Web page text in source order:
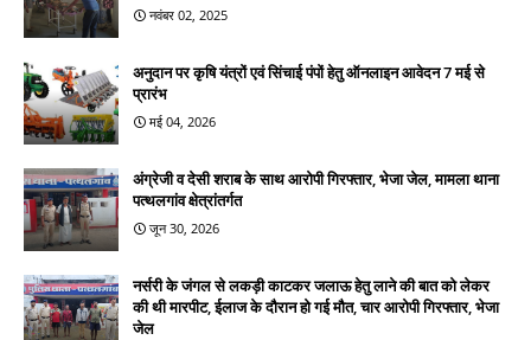
नवंबर 02, 2025
अनुदान पर कृषि यंत्रों एवं सिंचाई पंपों हेतु ऑनलाइन आवेदन 7 मई से
प्रारंभ
मई 04, 2026
अंग्रेजी व देसी शराब के साथ आरोपी गिरफ्तार, भेजा जेल, मामला थाना
पत्थलगांव क्षेत्रांतर्गत
जून 30, 2026
नर्सरी के जंगल से लकड़ी काटकर जलाऊ हेतु लाने की बात को लेकर
की थी मारपीट, ईलाज के दौरान हो गई मौत, चार आरोपी गिरफ्तार, भेजा
जेल